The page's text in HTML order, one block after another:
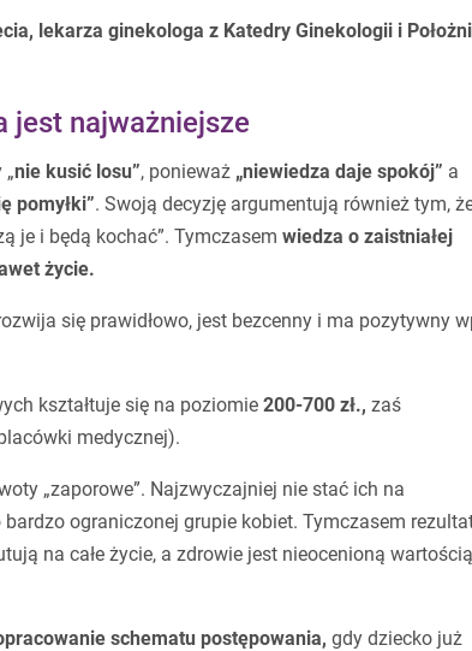
lekarza ginekologa z Kat­edry Ginekologii i
jest najważniejsze
nie kusić losu”, ponieważ „niewiedza daje spokój” a
pomyłki”. Swoją decyzję argumentują również tym,
je i będą kochać”. Tymczasem wiedza o zaistniałej
życie.
się prawidłowo, jest bezcenny i ma pozytywny
kształtuje się na poziomie 200-700 zł., zaś
medycznej).
„zaporowe”. Najzwyczajniej nie stać ich na
ograniczonej grupie kobiet. Tymczasem
na całe życie, a zdrowie jest nieocenioną
schematu postępowania, gdy dziecko już